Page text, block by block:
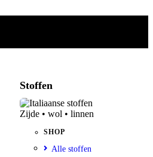
Stoffen
Zijde • wol • linnen
SHOP
Alle stoffen